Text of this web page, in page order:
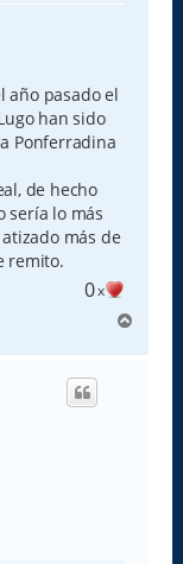
año pasado el
han sido
Ponferradina
de hecho
sería lo más
más de
remito.
0x
r